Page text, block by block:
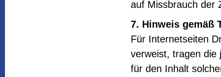
auf Missbrauch der
7. Hinweis gemäß
Für Internetseiten
verweist, tragen die
für den Inhalt